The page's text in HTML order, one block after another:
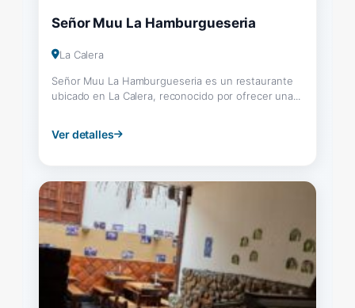
Señor Muu La Hamburgueseria
La Calera
Señor Muu La Hamburgueseria es un restaurante
ubicado en La Calera, reconocido por ofrecer una...
Ver detalles